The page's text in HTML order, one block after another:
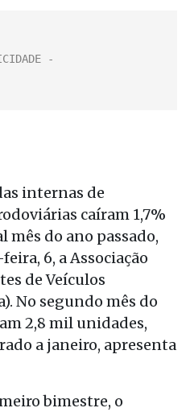
internas de
caíram 1,7%
mês do ano passado,
6, a Associação
de Veículos
No segundo mês do
2,8 mil unidades,
a janeiro, apresenta
bimestre, o